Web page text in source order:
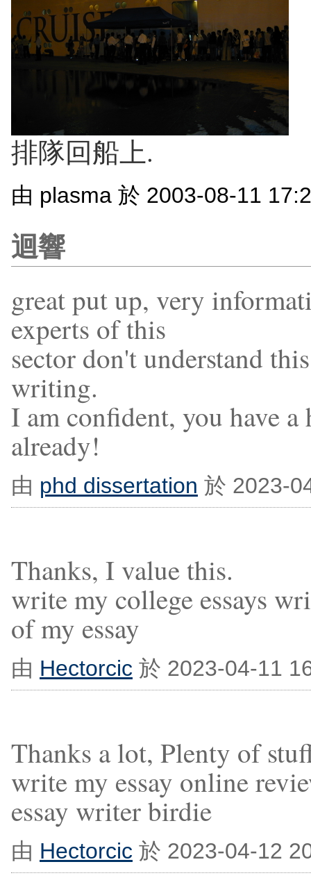
排隊回船上.
由 plasma 於 2003-08-11
迴響
great put up, very
experts of this
sector don't understand
writing.
I am confident, you have a
already!
由 phd dissertation 於 2023-
Thanks, I value this.
write my college essays
of my essay
由 Hectorcic 於 2023-04-11
Thanks a lot, Plenty of
write my essay online
essay writer birdie
由 Hectorcic 於 2023-04-12